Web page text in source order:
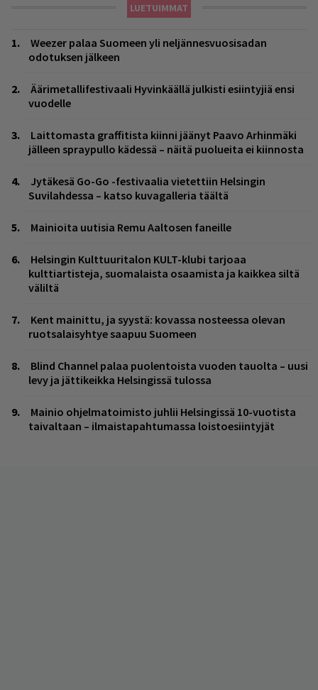
LUETUIMMAT
Weezer palaa Suomeen yli neljännesvuosisadan
odotuksen jälkeen
Äärimetallifestivaali Hyvinkäällä julkisti esiintyjiä ensi
vuodelle
Laittomasta graffitista kiinni jäänyt Paavo Arhinmäki
jälleen spraypullo kädessä – näitä puolueita ei kiinnosta
Jytäkesä Go-Go -festivaalia vietettiin Helsingin
Suvilahdessa – katso kuvagalleria täältä
Mainioita uutisia Remu Aaltosen faneille
Helsingin Kulttuuritalon KULT-klubi tarjoaa
kulttiartisteja, suomalaista osaamista ja kaikkea siltä
väliltä
Kent mainittu, ja syystä: kovassa nosteessa olevan
ruotsalaisyhtye saapuu Suomeen
Blind Channel palaa puolentoista vuoden tauolta – uusi
levy ja jättikeikka Helsingissä tulossa
Mainio ohjelmatoimisto juhlii Helsingissä 10-vuotista
taivaltaan – ilmaistapahtumassa loistoesiintyjät